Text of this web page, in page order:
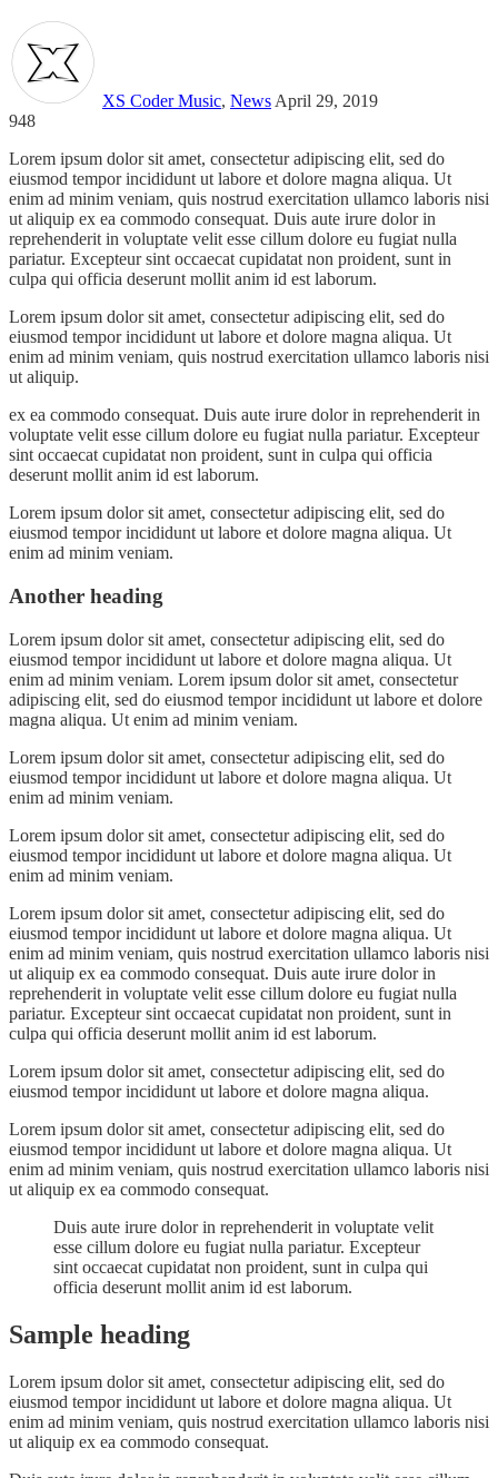
XS CoderMusic, News April 29, 2019
948
Lorem ipsum dolor sit amet, consectetur adipiscing elit, sed do
eiusmod tempor incididunt ut labore et dolore magna aliqua. Ut
enim ad minim veniam, quis nostrud exercitation ullamco laboris nisi
ut aliquip ex ea commodo consequat. Duis aute irure dolor in
reprehenderit in voluptate velit esse cillum dolore eu fugiat nulla
pariatur. Excepteur sint occaecat cupidatat non proident, sunt in
culpa qui officia deserunt mollit anim id est laborum.
Lorem ipsum dolor sit amet, consectetur adipiscing elit, sed do
eiusmod tempor incididunt ut labore et dolore magna aliqua. Ut
enim ad minim veniam, quis nostrud exercitation ullamco laboris nisi
ut aliquip.
ex ea commodo consequat. Duis aute irure dolor in reprehenderit in
voluptate velit esse cillum dolore eu fugiat nulla pariatur. Excepteur
sint occaecat cupidatat non proident, sunt in culpa qui officia
deserunt mollit anim id est laborum.
Lorem ipsum dolor sit amet, consectetur adipiscing elit, sed do
eiusmod tempor incididunt ut labore et dolore magna aliqua. Ut
enim ad minim veniam.
Another heading
Lorem ipsum dolor sit amet, consectetur adipiscing elit, sed do
eiusmod tempor incididunt ut labore et dolore magna aliqua. Ut
enim ad minim veniam. Lorem ipsum dolor sit amet, consectetur
adipiscing elit, sed do eiusmod tempor incididunt ut labore et dolore
magna aliqua. Ut enim ad minim veniam.
Lorem ipsum dolor sit amet, consectetur adipiscing elit, sed do
eiusmod tempor incididunt ut labore et dolore magna aliqua. Ut
enim ad minim veniam.
Lorem ipsum dolor sit amet, consectetur adipiscing elit, sed do
eiusmod tempor incididunt ut labore et dolore magna aliqua. Ut
enim ad minim veniam.
Lorem ipsum dolor sit amet, consectetur adipiscing elit, sed do
eiusmod tempor incididunt ut labore et dolore magna aliqua. Ut
enim ad minim veniam, quis nostrud exercitation ullamco laboris nisi
ut aliquip ex ea commodo consequat. Duis aute irure dolor in
reprehenderit in voluptate velit esse cillum dolore eu fugiat nulla
pariatur. Excepteur sint occaecat cupidatat non proident, sunt in
culpa qui officia deserunt mollit anim id est laborum.
Lorem ipsum dolor sit amet, consectetur adipiscing elit, sed do
eiusmod tempor incididunt ut labore et dolore magna aliqua.
Lorem ipsum dolor sit amet, consectetur adipiscing elit, sed do
eiusmod tempor incididunt ut labore et dolore magna aliqua. Ut
enim ad minim veniam, quis nostrud exercitation ullamco laboris nisi
ut aliquip ex ea commodo consequat.
Duis aute irure dolor in reprehenderit in voluptate velit
esse cillum dolore eu fugiat nulla pariatur. Excepteur
sint occaecat cupidatat non proident, sunt in culpa qui
officia deserunt mollit anim id est laborum.
Sample heading
Lorem ipsum dolor sit amet, consectetur adipiscing elit, sed do
eiusmod tempor incididunt ut labore et dolore magna aliqua. Ut
enim ad minim veniam, quis nostrud exercitation ullamco laboris nisi
ut aliquip ex ea commodo consequat.